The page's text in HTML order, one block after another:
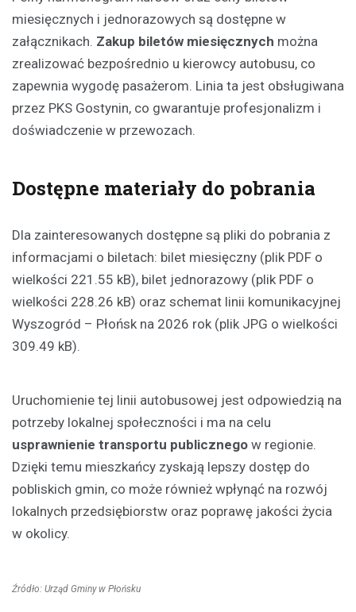
miesięcznych i jednorazowych są dostępne w
załącznikach. Zakup biletów miesięcznych można
zrealizować bezpośrednio u kierowcy autobusu, co
zapewnia wygodę pasażerom. Linia ta jest obsługiwana
przez PKS Gostynin, co gwarantuje profesjonalizm i
doświadczenie w przewozach.
Dostępne materiały do pobrania
Dla zainteresowanych dostępne są pliki do pobrania z
informacjami o biletach: bilet miesięczny (plik PDF o
wielkości 221.55 kB), bilet jednorazowy (plik PDF o
wielkości 228.26 kB) oraz schemat linii komunikacyjnej
Wyszogród – Płońsk na 2026 rok (plik JPG o wielkości
309.49 kB).
Uruchomienie tej linii autobusowej jest odpowiedzią na
potrzeby lokalnej społeczności i ma na celu
usprawnienie transportu publicznego w regionie.
Dzięki temu mieszkańcy zyskają lepszy dostęp do
pobliskich gmin, co może również wpłynąć na rozwój
lokalnych przedsiębiorstw oraz poprawę jakości życia
w okolicy.
Źródło: Urząd Gminy w Płońsku